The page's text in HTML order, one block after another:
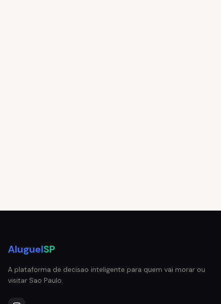
AluguelSP
A plataforma de decisao inteligente para quem vai morar ou
visitar Sao Paulo.